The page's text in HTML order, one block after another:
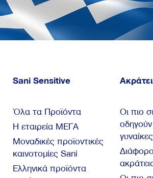
Sani Sensitive
Όλα τα Προϊόντα
Η εταιρεία ΜΕΓΑ
Μοναδικές προϊοντικές
καινοτομίες Sani
Ελληνικά προϊόντα
Οι πιο
γυναίκες